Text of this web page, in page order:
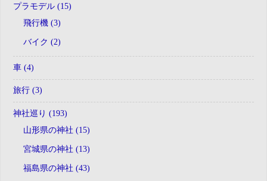
プラモデル (15)
飛行機 (3)
バイク (2)
車 (4)
旅行 (3)
神社巡り (193)
山形県の神社 (15)
宮城県の神社 (13)
福島県の神社 (43)